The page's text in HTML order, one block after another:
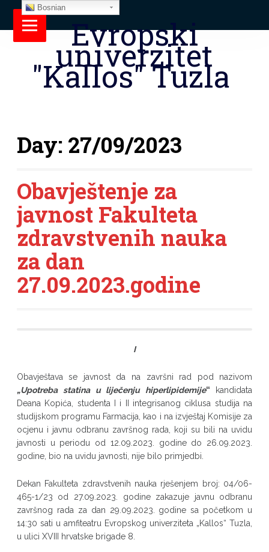
Evropski
univerzitet
"Kallos" Tuzla
Day: 27/09/2023
Obavještenje za
javnost Fakulteta
zdravstvenih nauka
za dan
27.09.2023.godine
I
Obavještava se javnost da na završni rad pod nazivom
„Upotreba statina u liječenju hiperlipidemije“
kandidata
Deana Kopića, studenta I i II integrisanog ciklusa studija na
studijskom programu Farmacija, kao i na izvještaj Komisije za
ocjenu i javnu odbranu završnog rada, koji su bili na uvidu
javnosti u periodu od 12.09.2023. godine do 26.09.2023.
godine, bio na uvidu javnosti, nije bilo primjedbi.
Dekan Fakulteta zdravstvenih nauka rješenjem broj: 04/06-
465-1/23 od 27.09.2023. godine zakazuje javnu odbranu
završnog rada za dan 29.09.2023. godine sa početkom u
14:30 sati u amfiteatru Evropskog univerziteta „Kallos“ Tuzla,
u ulici XVIII hrvatske brigade 8.
Bosnian